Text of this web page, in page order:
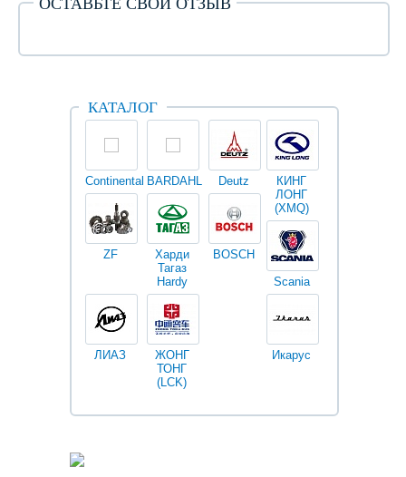
ОСТАВЬТЕ СВОЙ ОТЗЫВ
КАТАЛОГ
Continental BARDAHL Deutz
ZF
Харди
Тагаз
Hardy
BOSCH
ЛИАЗ
ЖОНГ
ТОНГ
(LCK)
КИНГ
ЛОНГ
(XMQ)
Scania
Икарус